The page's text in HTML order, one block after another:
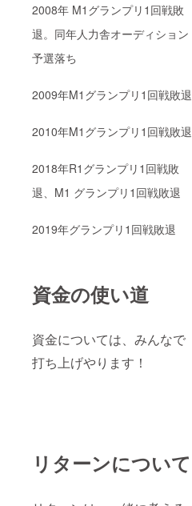
2008年 M1グランプリ1回戦敗
退。同年人力舎オーディション
予選落ち
2009年M1グランプリ1回戦敗退
2010年M1グランプリ1回戦敗退
2018年R1グランプリ1回戦敗
退、M1 グランプリ1回戦敗退
2019年グランプリ1回戦敗退
資金の使い道
資金については、みんなで
打ち上げやります！
リターンについて